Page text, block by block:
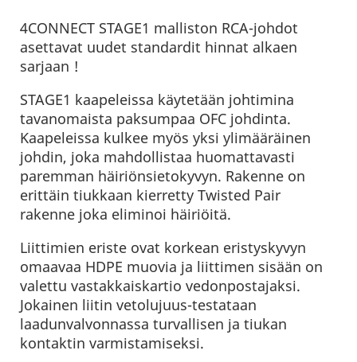
4CONNECT STAGE1 malliston RCA-johdot
asettavat uudet standardit hinnat alkaen
sarjaan !
STAGE1 kaapeleissa käytetään johtimina
tavanomaista paksumpaa OFC johdinta.
Kaapeleissa kulkee myös yksi ylimääräinen
johdin, joka mahdollistaa huomattavasti
paremman häiriönsietokyvyn. Rakenne on
erittäin tiukkaan kierretty Twisted Pair
rakenne joka eliminoi häiriöitä.
Liittimien eriste ovat korkean eristyskyvyn
omaavaa HDPE muovia ja liittimen sisään on
valettu vastakkaiskartio vedonpostajaksi.
Jokainen liitin vetolujuus-testataan
laadunvalvonnassa turvallisen ja tiukan
kontaktin varmistamiseksi.